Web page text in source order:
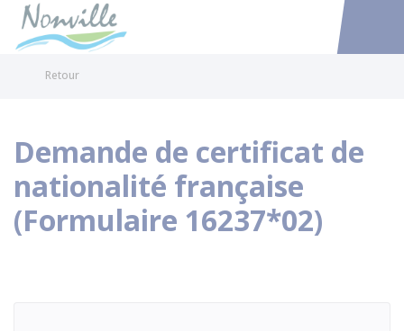
Accéder
Retour
Demande de certificat de
nationalité française
(Formulaire 16237*02)